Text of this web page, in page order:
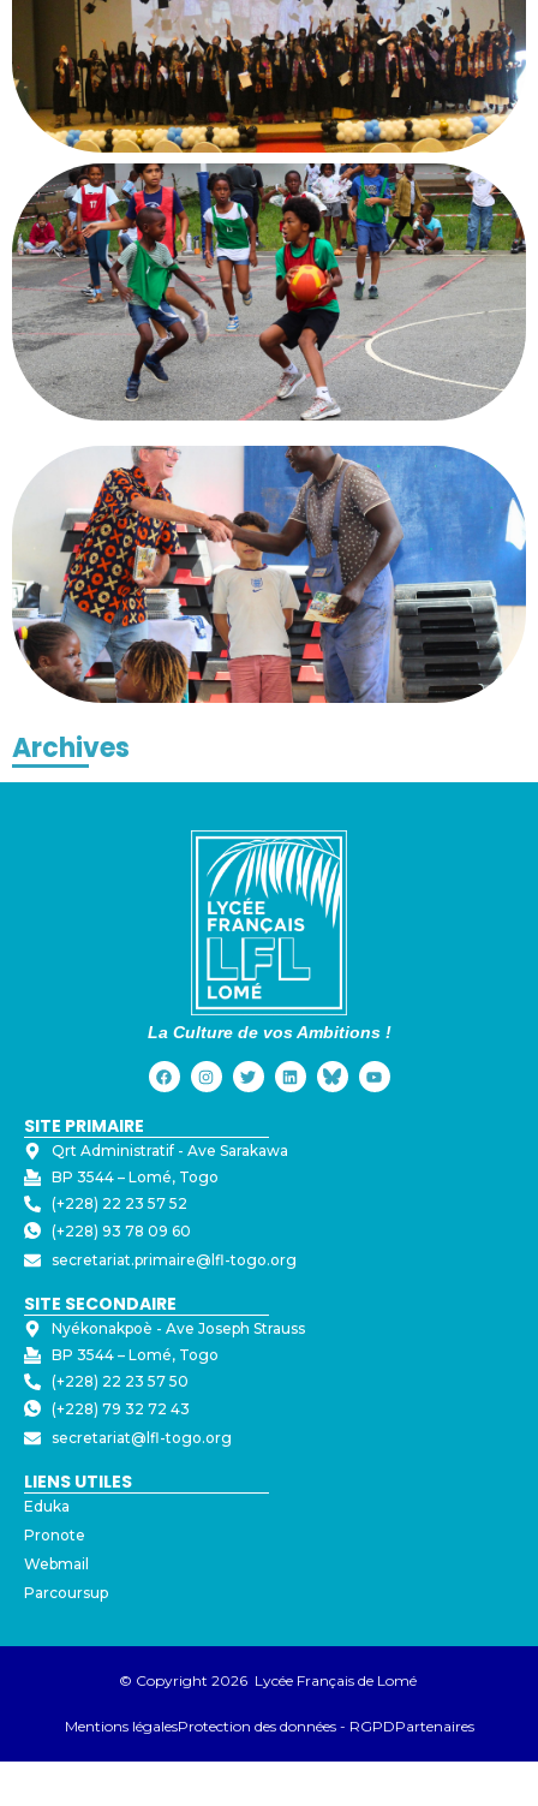
Archives
La Culture de vos Ambitions !
SITE PRIMAIRE
Qrt Administratif - ⁠Ave Sarakawa
BP 3544 – Lomé, Togo
(+228) 22 23 57 52
(+228) 93 78 09 60
secretariat.primaire@lfl-togo.org
SITE SECONDAIRE
Nyékonakpoè - ⁠Ave Joseph Strauss
BP 3544 – Lomé, Togo
(+228) 22 23 57 50
(+228) 79 32 72 43
secretariat@lfl-togo.org
LIENS UTILES
Eduka
Pronote
Webmail
Parcoursup
© Copyright 2026 Lycée Français de Lomé
Mentions légalesProtection des données - RGPDPartenaires